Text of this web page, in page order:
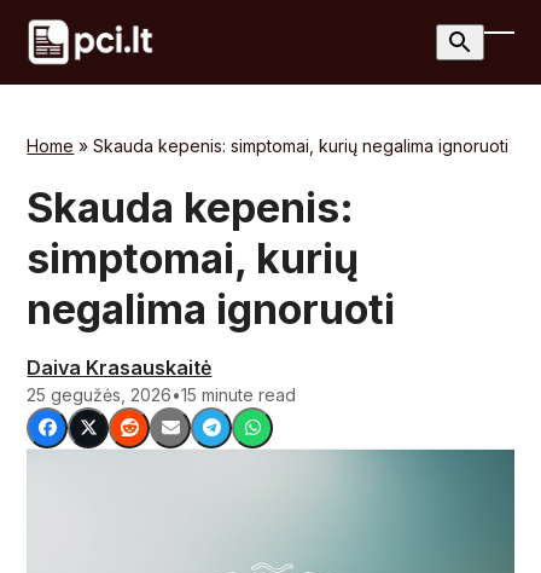
Skip
content
Home »Skauda kepenis: simptomai, kurių negalima ignoruoti
Skauda kepenis:
simptomai, kurių
negalima ignoruoti
Daiva Krasauskaitė
25 gegužės, 2026•15 minute read